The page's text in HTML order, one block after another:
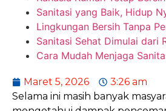
Sanitasi yang Baik, Hidup
Lingkungan Bersih Tanpa
Sanitasi Sehat Dimulai dari
Cara Mudah Menjaga
Maret 5, 2026
3:26 am
Selama ini masih banyak